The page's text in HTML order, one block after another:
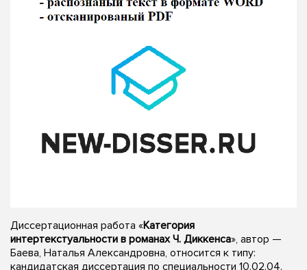
Диссертационная работа «Категория
интертекстуальности в романах Ч. Диккенса», автор —
Баева, Наталья Александровна, относится к типу:
кандидатская диссертация по специальности 10.02.04.